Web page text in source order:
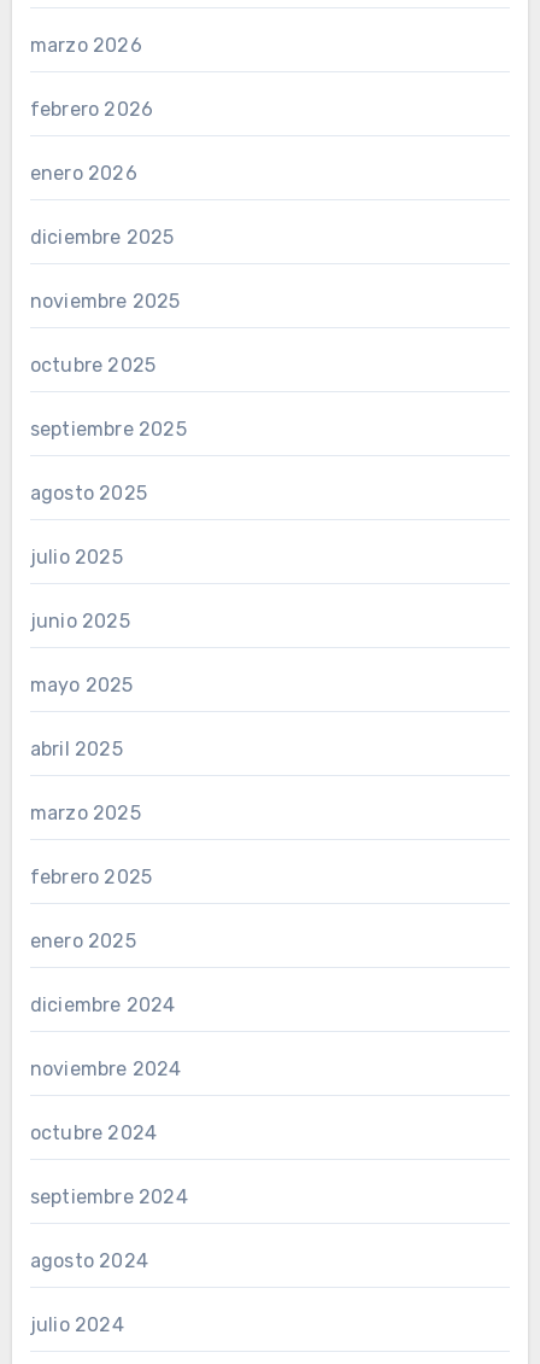
marzo 2026
febrero 2026
enero 2026
diciembre 2025
noviembre 2025
octubre 2025
septiembre 2025
agosto 2025
julio 2025
junio 2025
mayo 2025
abril 2025
marzo 2025
febrero 2025
enero 2025
diciembre 2024
noviembre 2024
octubre 2024
septiembre 2024
agosto 2024
julio 2024